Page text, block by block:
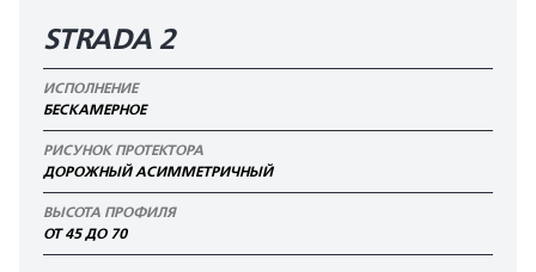
STRADA 2
ИСПОЛНЕНИЕ
БЕСКАМЕРНОЕ
РИСУНОК ПРОТЕКТОРА
ДОРОЖНЫЙ АСИММЕТРИЧНЫЙ
ВЫСОТА ПРОФИЛЯ
ОТ 45 ДО 70